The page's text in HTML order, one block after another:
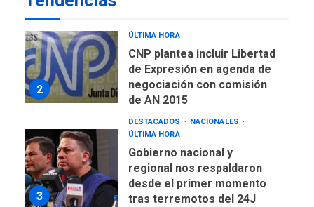
2
ÚLTIMA HORA
CNP plantea incluir Libertad
de Expresión en agenda de
negociación con comisión
de AN 2015
3
DESTACADOS
NACIONALES
ÚLTIMA HORA
Gobierno nacional y
regional nos respaldaron
desde el primer momento
tras terremotos del 24J